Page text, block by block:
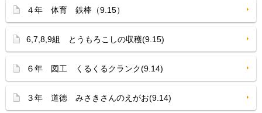
４年 体育 鉄棒（9.15）
6,7,8,9組 とうもろこしの収穫(9.15)
６年 図工 くるくるクランク(9.14)
３年 道徳 みさきさんのえがお(9.14)